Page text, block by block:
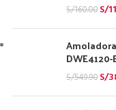
S/160.00 S/
DWE4120-
S/549.90 S/